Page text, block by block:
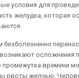
условия для
желудка, которая
безболезненно
осложнения
времени
рвоты желчью.